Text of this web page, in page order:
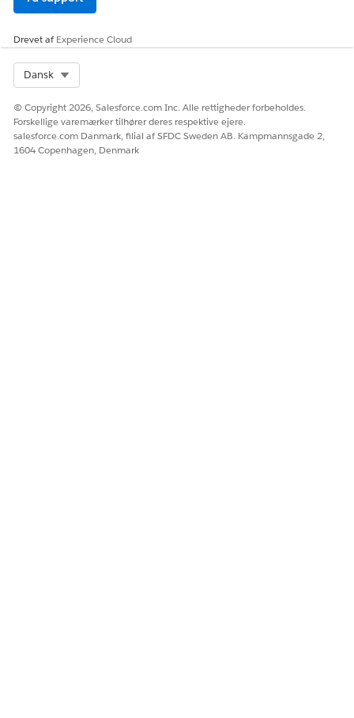
Giv brugere mere kontekst ved at føje nye felter til
LØSTE DENNE ARTIKEL DIT PROBLEM?
Giv os besked, så vi kan forbedre os!
Drevet afExperience Cloud
Dansk
© Copyright 2026, Salesforce.com Inc. Alle rettigheder forbeholdes.
Forskellige varemærker tilhører deres respektive ejere.
salesforce.com Danmark, filial af SFDC Sweden AB. Kampmannsgade 2,
1604 Copenhagen, Denmark